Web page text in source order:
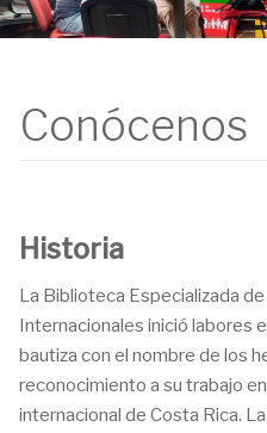
Conócenos
Historia
La Biblioteca Especializada
Internacionales inició labores
bautiza con el nombre de los
reconocimiento a su trabajo
internacional de Costa Rica.